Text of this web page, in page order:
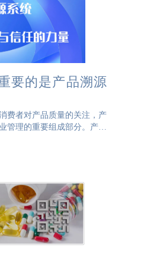
要的是产品溯源
费者对产品质量的关注，产
管理的重要组成部分。产品
技术手段，记录和追踪产品
、包装运输到最终销售的全